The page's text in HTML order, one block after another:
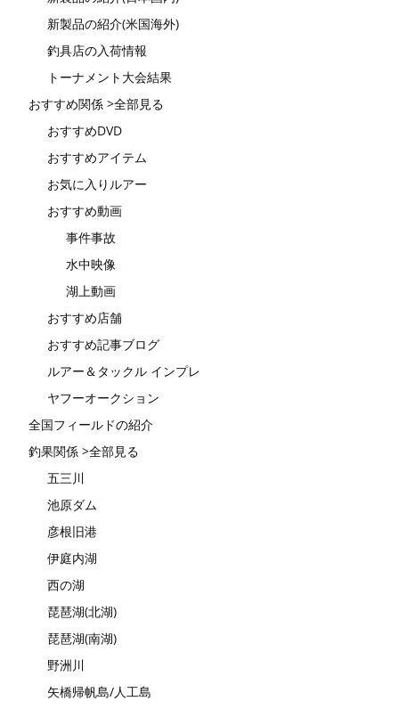
新製品の紹介(米国海外)
釣具店の入荷情報
トーナメント大会結果
おすすめ関係 >全部見る
おすすめDVD
おすすめアイテム
お気に入りルアー
おすすめ動画
事件事故
水中映像
湖上動画
おすすめ店舗
おすすめ記事ブログ
ルアー＆タックル インプレ
ヤフーオークション
全国フィールドの紹介
釣果関係 >全部見る
五三川
池原ダム
彦根旧港
伊庭内湖
西の湖
琵琶湖(北湖)
琵琶湖(南湖)
野洲川
矢橋帰帆島/人工島